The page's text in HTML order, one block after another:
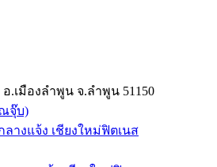
.เมืองลำพูน จ.ลำพูน 51150
ณจุ๊บ)
ลางแจ้ง เชียงใหม่ฟิตเนส